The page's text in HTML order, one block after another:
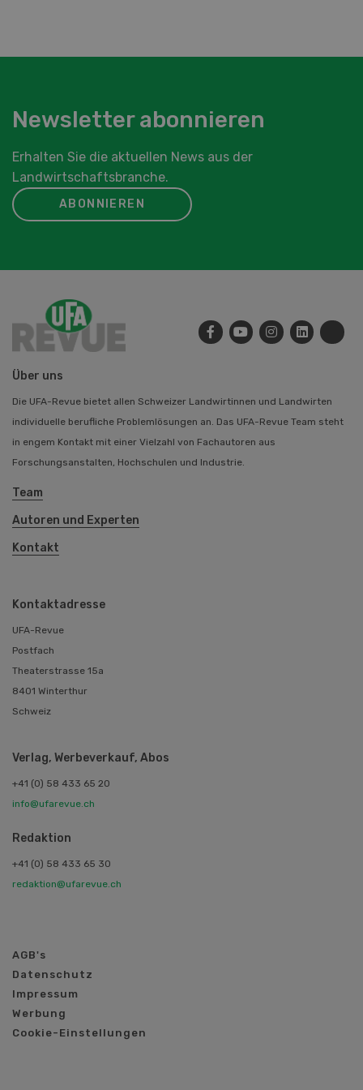
Newsletter abonnieren
Erhalten Sie die aktuellen News aus der
Landwirtschaftsbranche.
ABONNIEREN
Über uns
Die UFA-Revue bietet allen Schweizer Landwirtinnen und Landwirten
individuelle berufliche Problemlösungen an. Das UFA-Revue Team steht
in engem Kontakt mit einer Vielzahl von Fachautoren aus
Forschungsanstalten, Hochschulen und Industrie.
Team
Autoren und Experten
Kontakt
Kontaktadresse
UFA-Revue
Postfach
Theaterstrasse 15a
8401 Winterthur
Schweiz
Verlag, Werbeverkauf, Abos
+41 (0) 58 433 65 20
info@ufarevue.ch
Redaktion
+41 (0) 58 433 65 30
redaktion@ufarevue.ch
AGB's
Datenschutz
Impressum
Werbung
Cookie-Einstellungen